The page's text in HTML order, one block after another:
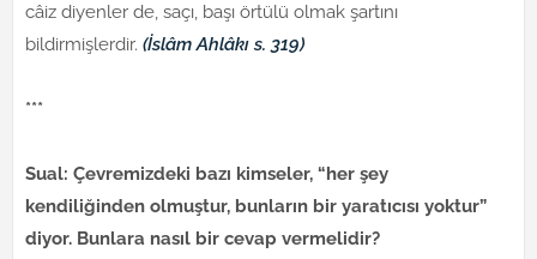
câiz diyenler de, saçı, başı örtülü olmak şartını
bildirmişlerdir. (İslâm Ahlâkı s. 319)
***
Sual: Çevremizdeki bazı kimseler, “her şey
kendiliğinden olmuştur, bunların bir yaratıcısı yoktur”
diyor. Bunlara nasıl bir cevap vermelidir?